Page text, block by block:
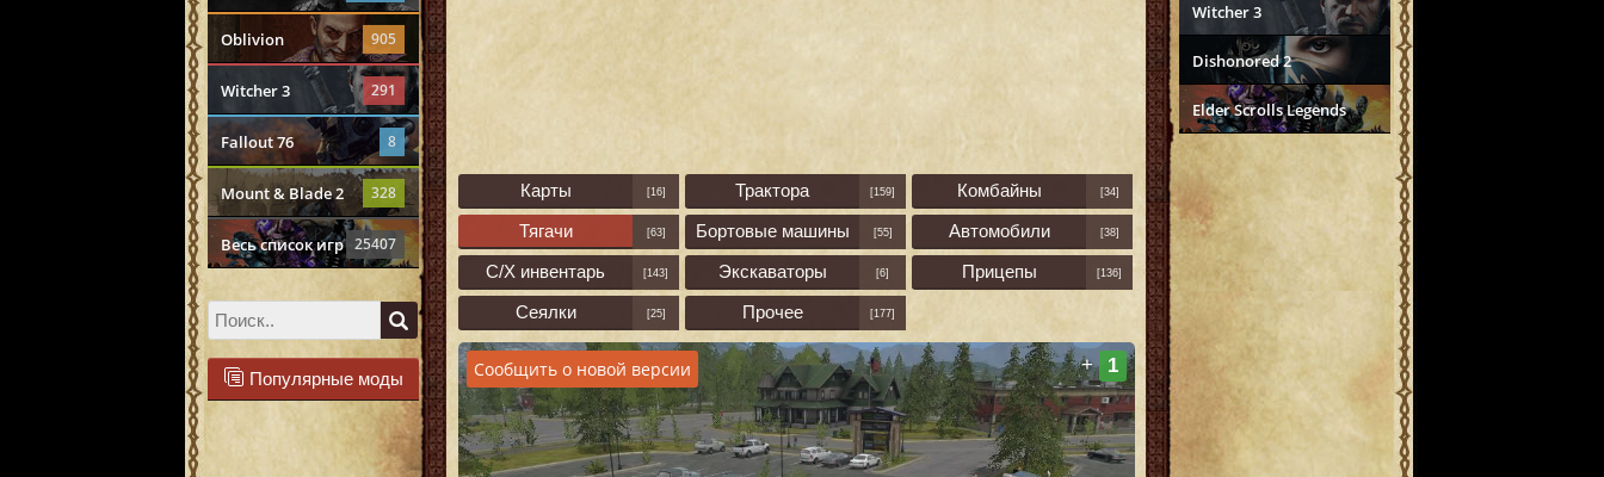
Oblivion 905
Witcher 3 291
Fallout 76 8
Mount & Blade 2 328
Весь список игр 25407
Популярные моды
Witcher 3
Dishonored 2
Elder Scrolls Legends
Карты [16] Трактора [159] Комбайны [34]
Тягачи [63] Бортовые машины [55] Автомобили [38]
С/Х инвентарь [143] Экскаваторы [6] Прицепы [136]
Сеялки [25] Прочее [177]
Сообщить о новой версии + 1